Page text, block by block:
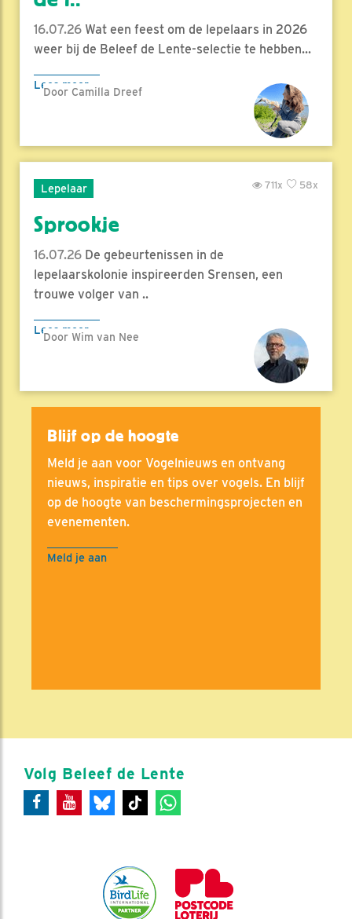
16.07.26 Wat een feest om de lepelaars in 2026
weer bij de Beleef de Lente-selectie te hebben...
Lees meer
Door Camilla Dreef
Lepelaar 58x
711x
Sprookje
16.07.26 De gebeurtenissen in de
lepelaarskolonie inspireerden Srensen, een
trouwe volger van ..
Lees meer
Door Wim van Nee
Blijf op de hoogte
Meld je aan voor Vogelnieuws en ontvang
nieuws, inspiratie en tips over vogels. En blijf
op de hoogte van beschermingsprojecten en
evenementen.
Meld je aan
Volg Beleef de Lente